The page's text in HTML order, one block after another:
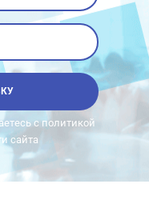
с политикой
сайта